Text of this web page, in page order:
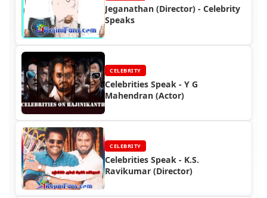
Jeganathan (Director) - Celebrity
Speaks
CELEBRITY
Celebrities Speak - Y G
Mahendran (Actor)
CELEBRITY
Celebrities Speak - K.S.
Ravikumar (Director)